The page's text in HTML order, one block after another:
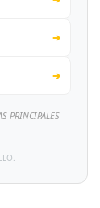
➔
➔
PRINCIPALES